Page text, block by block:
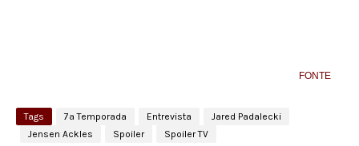
FONTE
Tags 7ª Temporada Entrevista
Jared Padalecki
Jensen Ackles
Spoiler Spoiler TV